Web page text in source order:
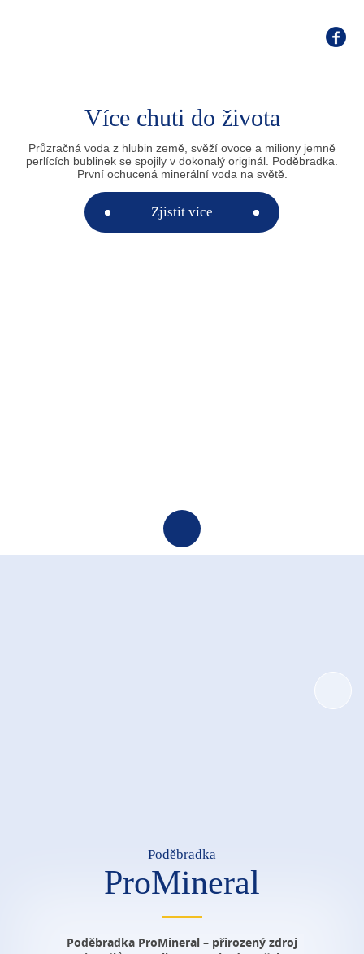
Více chuti do života
Průzračná voda z hlubin země, svěží ovoce a miliony jemně
perlících bublinek se spojily v dokonalý originál. Poděbradka.
První ochucená minerální voda na světě.
Zjistit více
Poděbradka
ProMineral
Poděbradka ProMineral – přirozený zdroj